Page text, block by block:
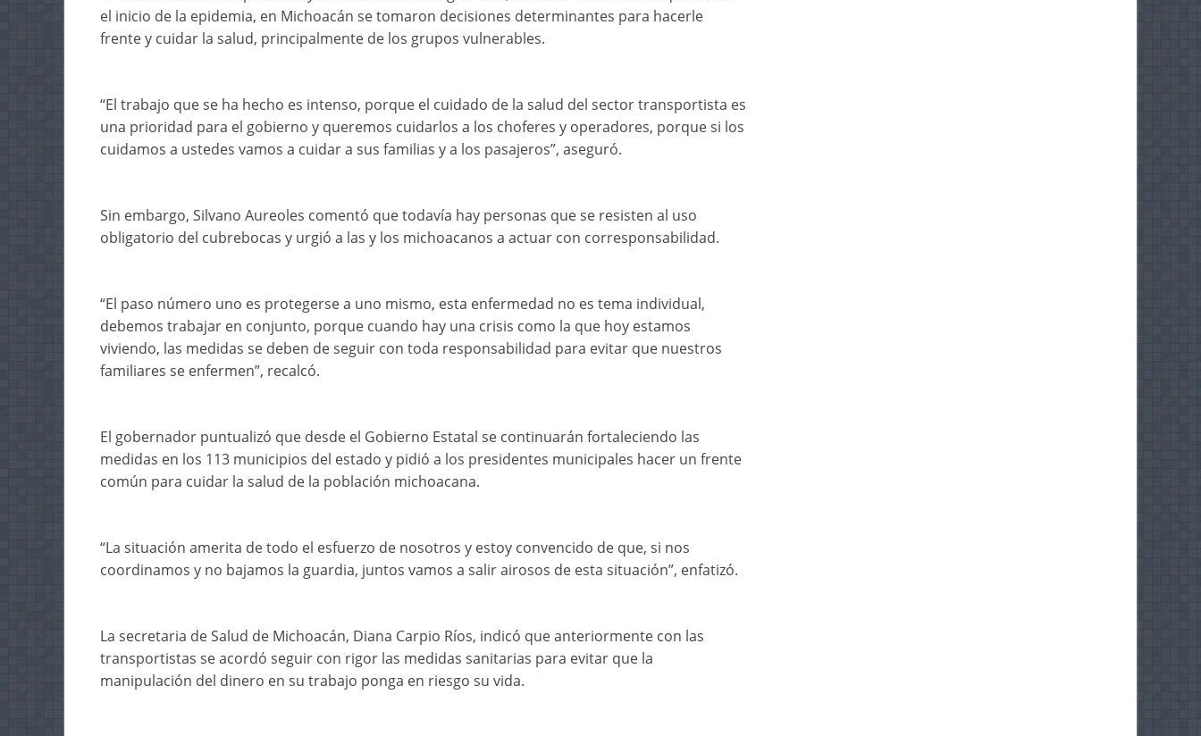
el inicio de la epidemia, en Michoacán se tomaron decisiones determinantes para hacerle
frente y cuidar la salud, principalmente de los grupos vulnerables.
“El trabajo que se ha hecho es intenso, porque el cuidado de la salud del sector transportista es
una prioridad para el gobierno y queremos cuidarlos a los choferes y operadores, porque si los
cuidamos a ustedes vamos a cuidar a sus familias y a los pasajeros”, aseguró.
Sin embargo, Silvano Aureoles comentó que todavía hay personas que se resisten al uso
obligatorio del cubrebocas y urgió a las y los michoacanos a actuar con corresponsabilidad.
“El paso número uno es protegerse a uno mismo, esta enfermedad no es tema individual,
debemos trabajar en conjunto, porque cuando hay una crisis como la que hoy estamos
viviendo, las medidas se deben de seguir con toda responsabilidad para evitar que nuestros
familiares se enfermen”, recalcó.
El gobernador puntualizó que desde el Gobierno Estatal se continuarán fortaleciendo las
medidas en los 113 municipios del estado y pidió a los presidentes municipales hacer un frente
común para cuidar la salud de la población michoacana.
“La situación amerita de todo el esfuerzo de nosotros y estoy convencido de que, si nos
coordinamos y no bajamos la guardia, juntos vamos a salir airosos de esta situación”, enfatizó.
La secretaria de Salud de Michoacán, Diana Carpio Ríos, indicó que anteriormente con las
transportistas se acordó seguir con rigor las medidas sanitarias para evitar que la
manipulación del dinero en su trabajo ponga en riesgo su vida.